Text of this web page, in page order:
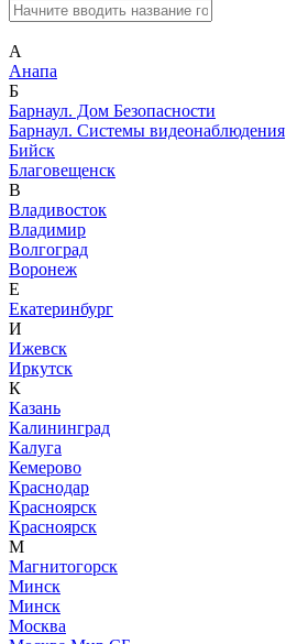
А
Анапа
Б
Барнаул. Дом Безопасности
Барнаул. Системы видеонаблюдения
Бийск
Благовещенск
В
Владивосток
Владимир
Волгоград
Воронеж
Е
Екатеринбург
И
Ижевск
Иркутск
К
Казань
Калининград
Калуга
Кемерово
Краснодар
Красноярск
Красноярск
М
Магнитогорск
Минск
Минск
Москва